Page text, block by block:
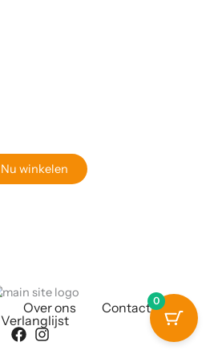
Nu winkelen
Over ons
Contact
Verlanglijst
0